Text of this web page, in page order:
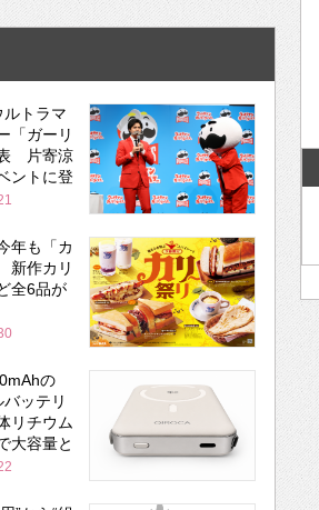
ルトラマ
「ガーリ
片寄涼
ントに登
年も「カ
新作カリ
全6品が
の
ッテリ
リチウム
大容量と